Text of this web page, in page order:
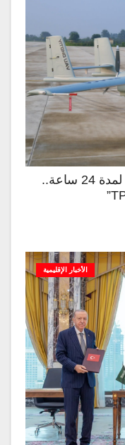
بحمولة طن وقدرة على التحليق لمدة 24 ساعة..
الأخبار الإقليمية